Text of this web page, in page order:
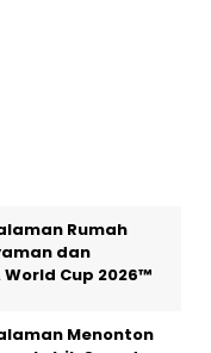
Rumah
dan
Cup 2026™
Menonton